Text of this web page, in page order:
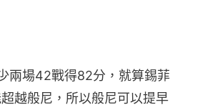
兩場42戰得82分，就算錫菲
越般尼，所以般尼可以提早